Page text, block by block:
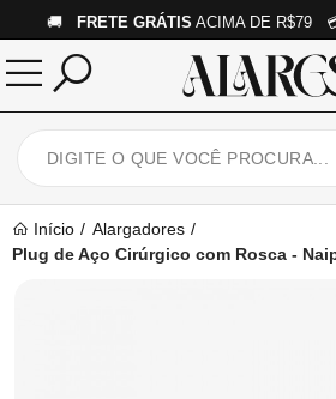
🚚 FRETE GRÁTIS ACIMA DE R$79
Início
Alargadores
Plug de Aço Cirúrgico com Rosca -